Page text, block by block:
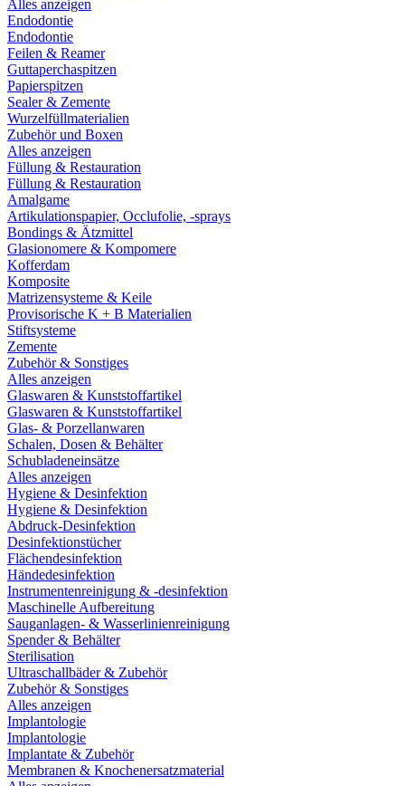
Alles anzeigen
Endodontie
Endodontie
Feilen & Reamer
Guttaperchaspitzen
Papierspitzen
Sealer & Zemente
Wurzelfüllmaterialien
Zubehör und Boxen
Alles anzeigen
Füllung & Restauration
Füllung & Restauration
Amalgame
Artikulationspapier, Occlufolie, -sprays
Bondings & Ätzmittel
Glasionomere & Kompomere
Kofferdam
Komposite
Matrizensysteme & Keile
Provisorische K + B Materialien
Stiftsysteme
Zemente
Zubehör & Sonstiges
Alles anzeigen
Glaswaren & Kunststoffartikel
Glaswaren & Kunststoffartikel
Glas- & Porzellanwaren
Schalen, Dosen & Behälter
Schubladeneinsätze
Alles anzeigen
Hygiene & Desinfektion
Hygiene & Desinfektion
Abdruck-Desinfektion
Desinfektionstücher
Flächendesinfektion
Händedesinfektion
Instrumentenreinigung & -desinfektion
Maschinelle Aufbereitung
Sauganlagen- & Wasserlinienreinigung
Spender & Behälter
Sterilisation
Ultraschallbäder & Zubehör
Zubehör & Sonstiges
Alles anzeigen
Implantologie
Implantologie
Implantate & Zubehör
Membranen & Knochenersatzmaterial